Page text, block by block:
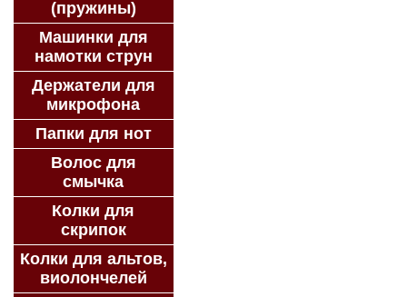
(пружины)
Машинки для
намотки струн
Держатели для
микрофона
Папки для нот
Волос для
смычка
Колки для
скрипок
Колки для альтов,
виолончелей